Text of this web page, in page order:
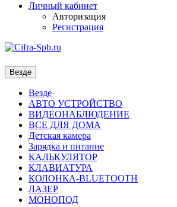
Личный кабинет
Авторизация
Регистрация
Везде
Везде
АВТО УСТРОЙСТВО
ВИДЕОНАБЛЮДЕНИЕ
ВСЕ ДЛЯ ДОМА
Детская камера
Зарядка и питание
КАЛЬКУЛЯТОР
КЛАВИАТУРА
КОЛОНКА-BLUETOOTH
ЛАЗЕР
МОНОПОД